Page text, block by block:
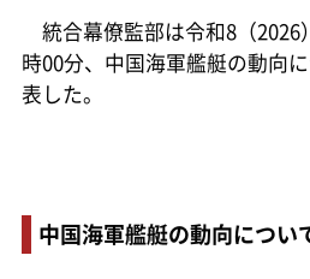
統合幕僚監部は令和8（2026
時00分、中国海軍艦艇の動向
表した。
中国海軍艦艇の動向につい